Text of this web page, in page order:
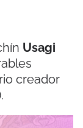
Usagi
creador